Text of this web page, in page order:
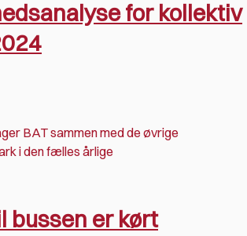
for kollektiv
BAT sammen med de øvrige
i den fælles årlige
bussen er kørt